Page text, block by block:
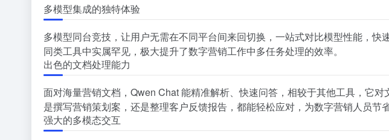
多模型集成的独特体验
多模型同台竞技，让用户无需在不同平台间来回切换，一站式对比模型性能，快
同类工具中实属罕见，极大提升了数字营销工作中多任务处理的效率。
出色的文档处理能力
面对海量营销文档，Qwen Chat 能精准解析、快速问答，相较于其他工具，它
是撰写营销策划案，还是整理客户反馈报告，都能轻松应对，为数字营销人员节
强大的多模态交互